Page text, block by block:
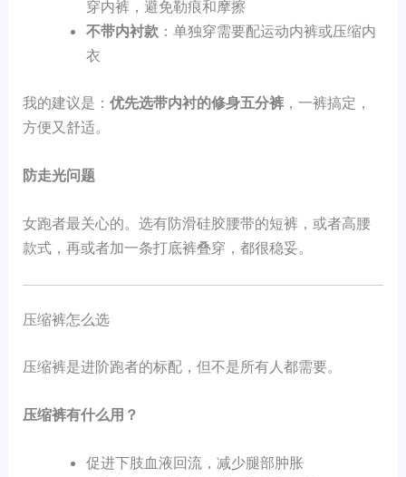
穿内裤，避免勒痕和摩擦
不带内衬款：单独穿需要配运动内裤或压缩内
衣
我的建议是：优先选带内衬的修身五分裤 ，一裤搞定，
方便又舒适。
防走光问题
女跑者最关心的。选有防滑硅胶腰带的短裤，或者高腰
款式，再或者加一条打底裤叠穿，都很稳妥。
压缩裤怎么选
压缩裤是进阶跑者的标配，但不是所有人都需要。
压缩裤有什么用？
促进下肢血液回流，减少腿部肿胀